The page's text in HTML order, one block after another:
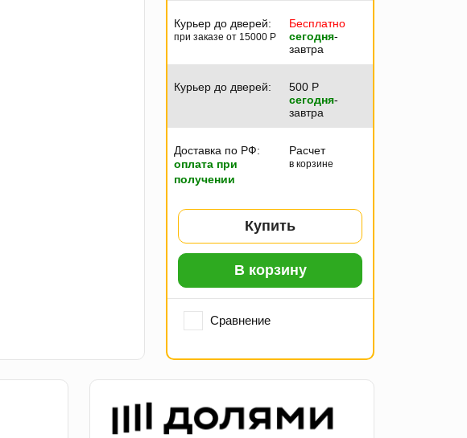
Курьер до дверей:
при заказе от 15000 P
Бесплатно
сегодня-
завтра
Курьер до дверей: 500 P
сегодня-
завтра
Доставка по РФ:
оплата при
получении
Расчет
в корзине
Купить
В корзину
Сравнение